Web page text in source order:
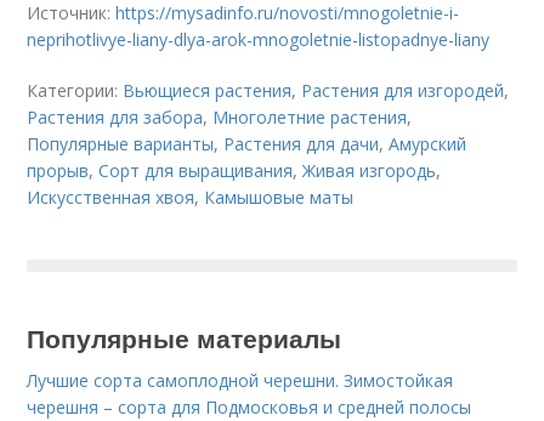
Источник:https://mysadinfo.ru/novosti/mnogoletnie-i-
neprihotlivye-liany-dlya-arok-mnogoletnie-listopadnye-liany
Категории: Вьющиеся растения, Растения для изгородей,
Растения для забора, Многолетние растения,
Популярные варианты, Растения для дачи,Амурский
прорыв,Сорт для выращивания,Живая изгородь,
Искусственная хвоя, Камышовые маты
Популярные материалы
Лучшие сорта самоплодной черешни. Зимостойкая
черешня – сорта для Подмосковья и средней полосы